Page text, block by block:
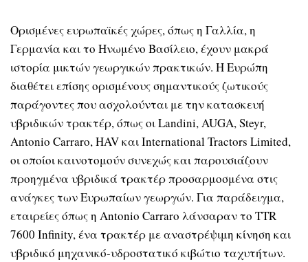
Ορισμένες ευρωπαϊκές χώρες, όπως η Γαλλία, η
Γερμανία και το Ηνωμένο Βασίλειο, έχουν μακρά
ιστορία μικτών γεωργικών πρακτικών. Η Ευρώπη
διαθέτει επίσης ορισμένους σημαντικούς ζωτικούς
παράγοντες που ασχολούνται με την κατασκευή
υβριδικών τρακτέρ, όπως οι Landini, AUGA, Steyr,
Antonio Carraro, HAV και International Tractors Limited,
οι οποίοι καινοτομούν συνεχώς και παρουσιάζουν
προηγμένα υβριδικά τρακτέρ προσαρμοσμένα στις
ανάγκες των Ευρωπαίων γεωργών. Για παράδειγμα,
εταιρείες όπως η Antonio Carraro λάνσαραν το TTR
7600 Infinity, ένα τρακτέρ με αναστρέψιμη κίνηση και
υβριδικό μηχανικό-υδροστατικό κιβώτιο ταχυτήτων.